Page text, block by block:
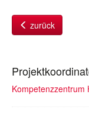
zurück
Kompetenzzentrum